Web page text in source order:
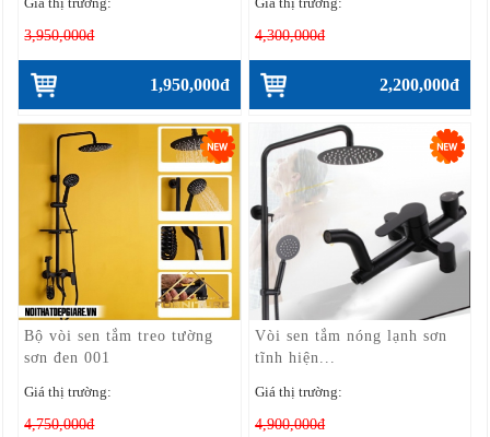
3,950,000đ
1,950,000đ
4,300,000đ
2,200,000đ
Bộ vòi sen tắm treo tường
sơn đen 001
Giá thị trường:
4,750,000đ
Vòi sen tắm nóng lạnh sơn
tĩnh hiện...
Giá thị trường:
4,900,000đ